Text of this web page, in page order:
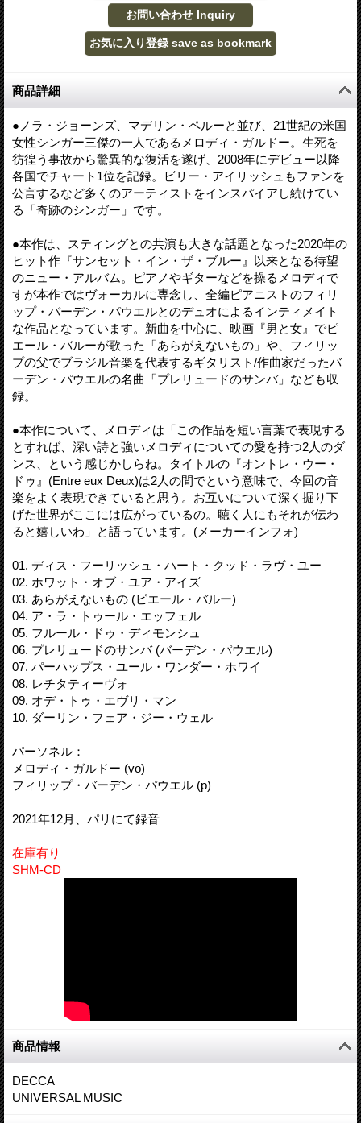
商品詳細
●ノラ・ジョーンズ、マデリン・ペルーと並び、21世紀の米国
女性シンガー三傑の一人であるメロディ・ガルドー。生死を
彷徨う事故から驚異的な復活を遂げ、2008年にデビュー以降
各国でチャート1位を記録。ビリー・アイリッシュもファンを
公言するなど多くのアーティストをインスパイアし続けてい
る「奇跡のシンガー」です。
●本作は、スティングとの共演も大きな話題となった2020年の
ヒット作『サンセット・イン・ザ・ブルー』以来となる待望
のニュー・アルバム。ピアノやギターなどを操るメロディで
すが本作ではヴォーカルに専念し、全編ピアニストのフィリ
ップ・バーデン・パウエルとのデュオによるインティメイト
な作品となっています。新曲を中心に、映画『男と女』でピ
エール・バルーが歌った「あらがえないもの」や、フィリッ
プの父でブラジル音楽を代表するギタリスト/作曲家だったバ
ーデン・パウエルの名曲「プレリュードのサンバ」なども収
録。
●本作について、メロディは「この作品を短い言葉で表現する
とすれば、深い詩と強いメロディについての愛を持つ2人のダ
ンス、という感じかしらね。タイトルの『オントレ・ウー・
ドゥ』(Entre eux Deux)は2人の間でという意味で、今回の音
楽をよく表現できていると思う。お互いについて深く掘り下
げた世界がここには広がっているの。聴く人にもそれが伝わ
ると嬉しいわ」と語っています。(メーカーインフォ)
01. ディス・フーリッシュ・ハート・クッド・ラヴ・ユー
02. ホワット・オブ・ユア・アイズ
03. あらがえないもの (ピエール・バルー)
04. ア・ラ・トゥール・エッフェル
05. フルール・ドゥ・ディモンシュ
06. プレリュードのサンバ (バーデン・パウエル)
07. パーハップス・ユール・ワンダー・ホワイ
08. レチタティーヴォ
09. オデ・トゥ・エヴリ・マン
10. ダーリン・フェア・ジー・ウェル
パーソネル：
メロディ・ガルドー (vo)
フィリップ・バーデン・パウエル (p)
2021年12月、パリにて録音
在庫有り
SHM-CD
商品情報
DECCA
UNIVERSAL MUSIC